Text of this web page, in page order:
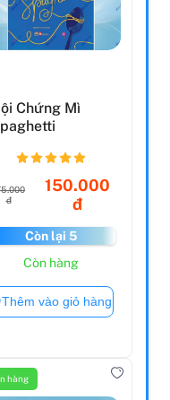
Chứng Mì
đ
150.000
đ
Còn lại 5
Còn hàng
Thêm vào giỏ hàng
hàng